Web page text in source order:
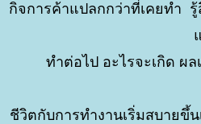
กิจการค้าแปลกกว่าที่เคยทำ
ทำต่อไป อะไรจะเกิด
ชีวิตกับการทำงานเริ่มสบายขึ้